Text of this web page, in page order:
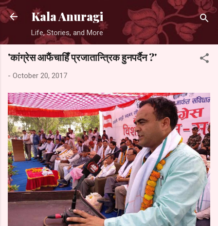
Skip to main content
Kala Anuragi
Life, Stories, and More
'कांग्रेस आफैंचाहिँ प्रजातान्त्रिक हुनपर्दैन ?'
- October 20, 2017